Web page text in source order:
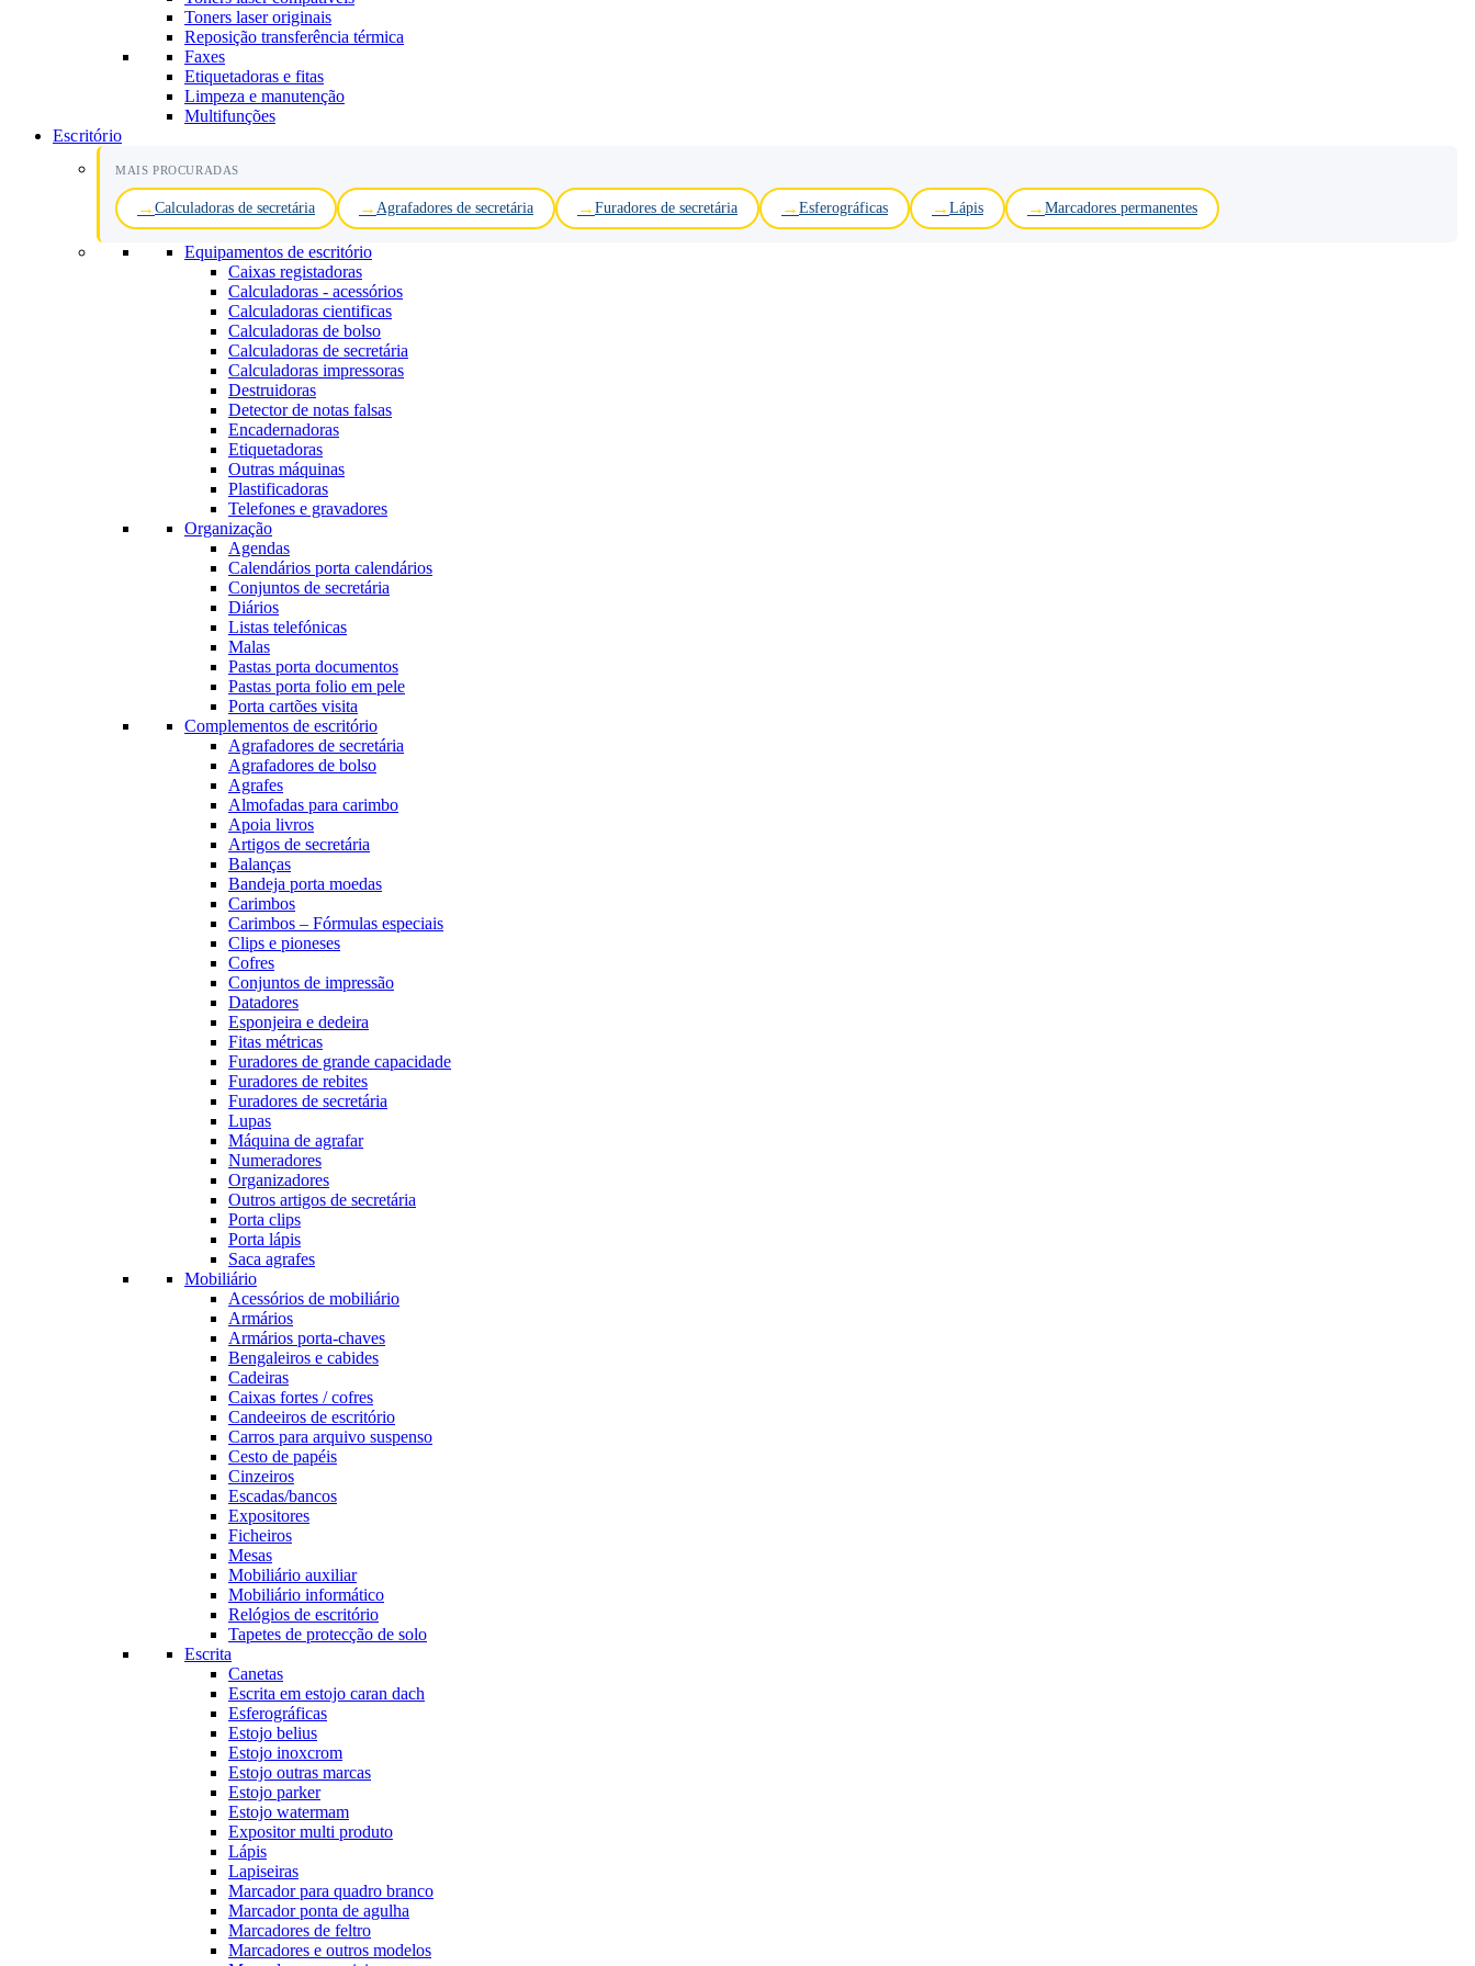
Toners laser originais
Reposição transferência térmica
Faxes
Etiquetadoras e fitas
Limpeza e manutenção
Multifunções
Escritório
MAIS PROCURADAS
Calculadoras de secretária Agrafadores de secretária Furadores de secretária Esferográficas Lápis Marcadores permanentes
Equipamentos de escritório
Caixas registadoras
Calculadoras - acessórios
Calculadoras cientificas
Calculadoras de bolso
Calculadoras de secretária
Calculadoras impressoras
Destruidoras
Detector de notas falsas
Encadernadoras
Etiquetadoras
Outras máquinas
Plastificadoras
Telefones e gravadores
Organização
Agendas
Calendários porta calendários
Conjuntos de secretária
Diários
Listas telefónicas
Malas
Pastas porta documentos
Pastas porta folio em pele
Porta cartões visita
Complementos de escritório
Agrafadores de secretária
Agrafadores de bolso
Agrafes
Almofadas para carimbo
Apoia livros
Artigos de secretária
Balanças
Bandeja porta moedas
Carimbos
Carimbos – Fórmulas especiais
Clips e pioneses
Cofres
Conjuntos de impressão
Datadores
Esponjeira e dedeira
Fitas métricas
Furadores de grande capacidade
Furadores de rebites
Furadores de secretária
Lupas
Máquina de agrafar
Numeradores
Organizadores
Outros artigos de secretária
Porta clips
Porta lápis
Saca agrafes
Mobiliário
Acessórios de mobiliário
Armários
Armários porta-chaves
Bengaleiros e cabides
Cadeiras
Caixas fortes / cofres
Candeeiros de escritório
Carros para arquivo suspenso
Cesto de papéis
Cinzeiros
Escadas/bancos
Expositores
Ficheiros
Mesas
Mobiliário auxiliar
Mobiliário informático
Relógios de escritório
Tapetes de protecção de solo
Escrita
Canetas
Escrita em estojo caran dach
Esferográficas
Estojo belius
Estojo inoxcrom
Estojo outras marcas
Estojo parker
Estojo watermam
Expositor multi produto
Lápis
Lapiseiras
Marcador para quadro branco
Marcador ponta de agulha
Marcadores de feltro
Marcadores e outros modelos